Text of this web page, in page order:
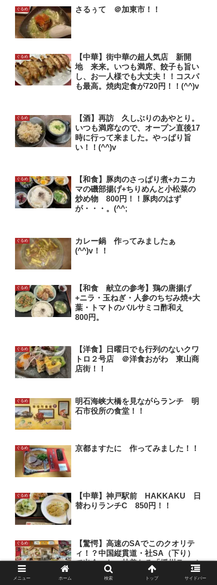
ぐるめ さるぅて ＠加東市！！
ぐるめ
【中華】街中華の超人気店 新開
地 来来。いつも満席、餃子も旨い
し、お一人様でも大丈夫！！コスパ
も最高。焼肉定食が720円！！(^^)v
ぐるめ
【酒】再訪 久しぶりのあやとり。
いつも満席なので、オープン直後17
時に行って来ました。やっぱり旨
い！！(^^)v
ぐるめ
【和食】豚肉のさっぱり煮+カニカ
マの磯部揚げ+ちりめんと小松菜の
炒め物 800円！！豚肉のはず
が・・・。(^^;
ぐるめ
カレー鍋 作ってみましたぁ
(^^)v！！
ぐるめ
【和食 献立の参考】鶏の唐揚げ
+ニラ・玉ねぎ・人参のちぢみ焼+大
葉・トマトのバルサミコ酢和え
800円。
ぐるめ
【洋食】日曜日でも行列のないクワ
トロ２号店 ＠洋食おがわ 東山商
店街！！
ぐるめ
明石海峡大橋を見ながらランチ 明
石市役所の食堂！！
ぐるめ 京都ますたに 作ってみました！！
ぐるめ
【中華】神戸駅前 HAKKAKU 日
替わりランチC 850円！！
ぐるめ
【驚愕】高速のSAでこのクオリテ
ィ！？中国縦貫道・社SA（下り）
で出会った、甘美なる「播州ラーメ
ン」が確かな本物だった件。
メニュー ホーム 検索 トップ サイドバー